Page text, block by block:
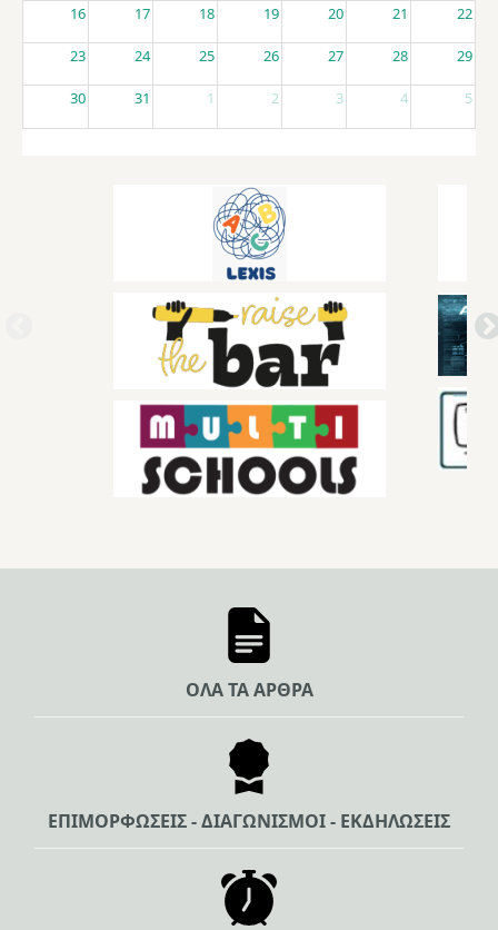
16 17 18 19 20 21 22
23 24 25 26 27 28 29
30 31 1 2 3 4 5
ΟΛΑ ΤΑ ΑΡΘΡΑ
ΕΠΙΜΟΡΦΩΣΕΙΣ - ΔΙΑΓΩΝΙΣΜΟΙ - ΕΚΔΗΛΩΣΕΙΣ